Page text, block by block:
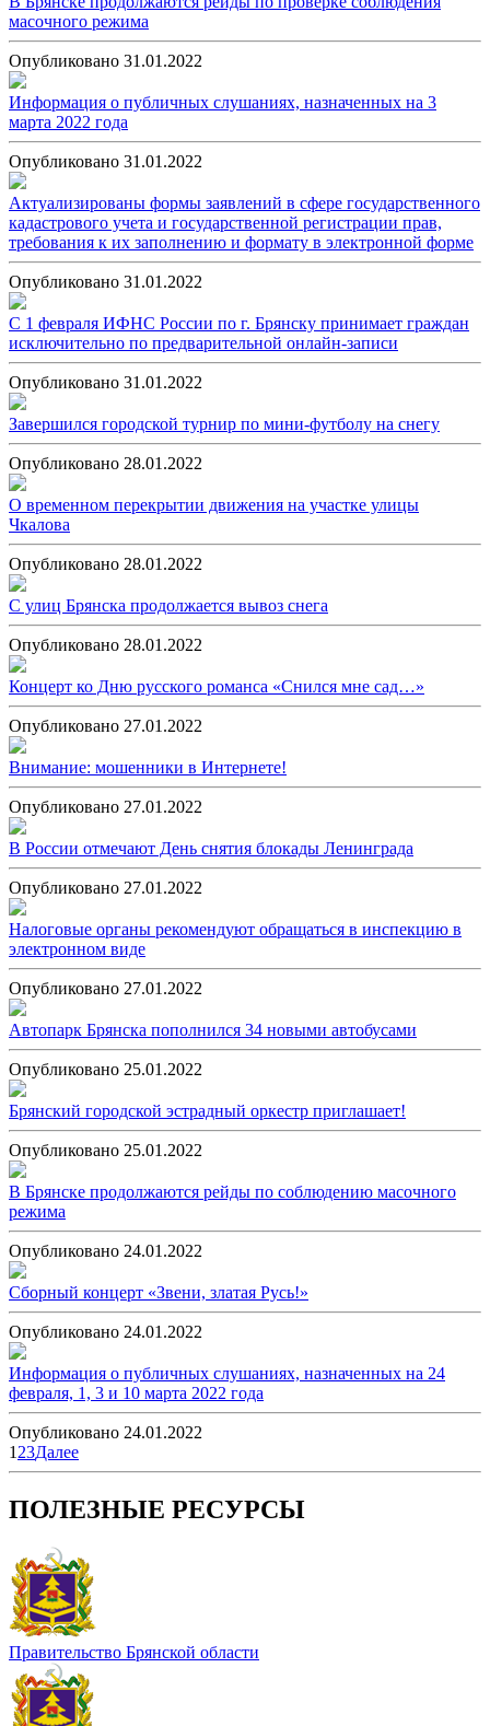
масочного режима
Опубликовано 31.01.2022
Информация о публичных слушаниях, назначенных на 3
марта 2022 года
Опубликовано 31.01.2022
Актуализированы формы заявлений в сфере государственного
кадастрового учета и государственной регистрации прав,
требования к их заполнению и формату в электронной форме
Опубликовано 31.01.2022
С 1 февраля ИФНС России по г. Брянску принимает граждан
исключительно по предварительной онлайн-записи
Опубликовано 31.01.2022
Завершился городской турнир по мини-футболу на снегу
Опубликовано 28.01.2022
О временном перекрытии движения на участке улицы
Чкалова
Опубликовано 28.01.2022
С улиц Брянска продолжается вывоз снега
Опубликовано 28.01.2022
Концерт ко Дню русского романса «Снился мне сад…»
Опубликовано 27.01.2022
Внимание: мошенники в Интернете!
Опубликовано 27.01.2022
В России отмечают День снятия блокады Ленинграда
Опубликовано 27.01.2022
Налоговые органы рекомендуют обращаться в инспекцию в
электронном виде
Опубликовано 27.01.2022
Автопарк Брянска пополнился 34 новыми автобусами
Опубликовано 25.01.2022
Брянский городской эстрадный оркестр приглашает!
Опубликовано 25.01.2022
В Брянске продолжаются рейды по соблюдению масочного
режима
Опубликовано 24.01.2022
Сборный концерт «Звени, златая Русь!»
Опубликовано 24.01.2022
Информация о публичных слушаниях, назначенных на 24
февраля, 1, 3 и 10 марта 2022 года
Опубликовано 24.01.2022
Пагинация
1 23Далее
ПОЛЕЗНЫЕ РЕСУРСЫ
Правительство Брянской области